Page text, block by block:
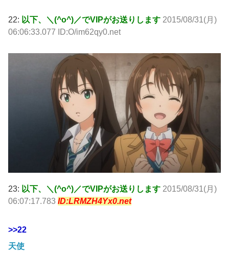
22: 以下、＼(^o^)／でVIPがお送りします 2015/08/31(月)
06:06:33.077 ID:O/im62qy0.net
23: 以下、＼(^o^)／でVIPがお送りします 2015/08/31(月)
06:07:17.783 ID:LRMZH4Yx0.net
>>22
天使